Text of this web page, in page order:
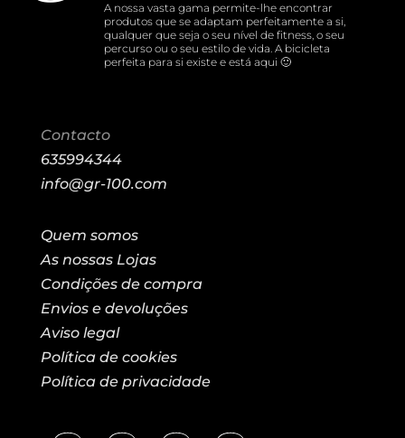
A nossa vasta gama permite-lhe encontrar
produtos que se adaptam perfeitamente a si,
qualquer que seja o seu nível de fitness, o seu
percurso ou o seu estilo de vida. A bicicleta
perfeita para si existe e está aqui 🙂
Contacto
635994344
info@gr-100.com
Quem somos
As nossas Lojas
Condições de compra
Envios e devoluções
Aviso legal
Política de cookies
Política de privacidade